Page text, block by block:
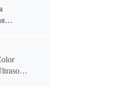
5,6
50